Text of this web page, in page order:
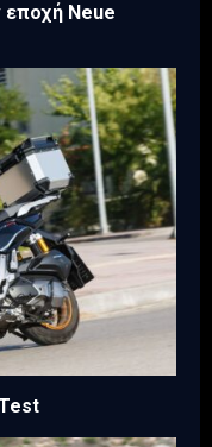
εποχή Neue